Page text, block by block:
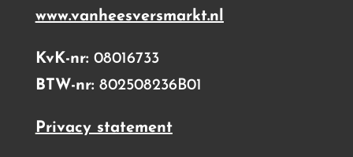
www.vanheesversmarkt.nl
KvK-nr: 08016733
BTW-nr: 802508236B01
Privacy statement